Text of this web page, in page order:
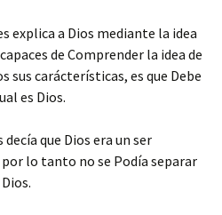
explica a Dios mediante la idea
de Comprender la idea de
sus carácterísticas, es que Debe
es Dios.
que Dios era un ser
lo tanto no se Podía separar